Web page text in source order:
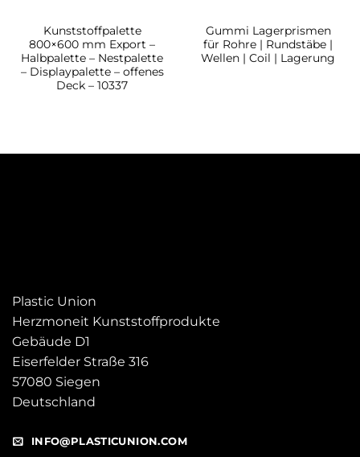
Kunststoffpalette
800×600 mm Export –
Halbpalette – Nestpalette
– Displaypalette – offenes
Deck – 10337
Gummi Lagerprismen
für Rohre | Rundstäbe |
Wellen | Coil | Lagerung
Plastic Union
Herzmoneit Kunststoffprodukte
Gebäude D1
Eiserfelder Straße 316
57080 Siegen
Deutschland
INFO@PLASTICUNION.COM